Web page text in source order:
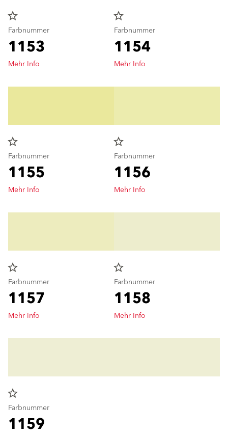
star_border
Farbnummer
1153
Mehr Info
star_border
Farbnummer
1154
Mehr Info
star_border
Farbnummer
1155
Mehr Info
star_border
Farbnummer
1156
Mehr Info
star_border
Farbnummer
1157
Mehr Info
star_border
Farbnummer
1158
Mehr Info
star_border
Farbnummer
1159